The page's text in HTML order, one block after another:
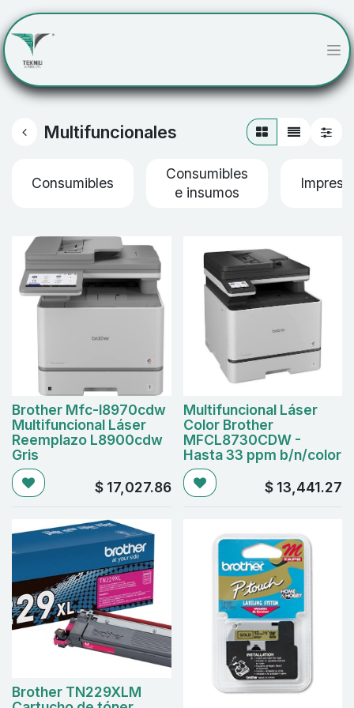
Multifuncionales
Consumibles
Consumibles
e insumos
Brother Mfc-l8970cdw
Multifuncional Láser
Reemplazo L8900cdw
Gris
$ 17,027.86
Multifuncional Láser
Color Brother
MFCL8730CDW -
Hasta 33 ppm b/n/color
$ 13,441.27
Brother TN229XLM